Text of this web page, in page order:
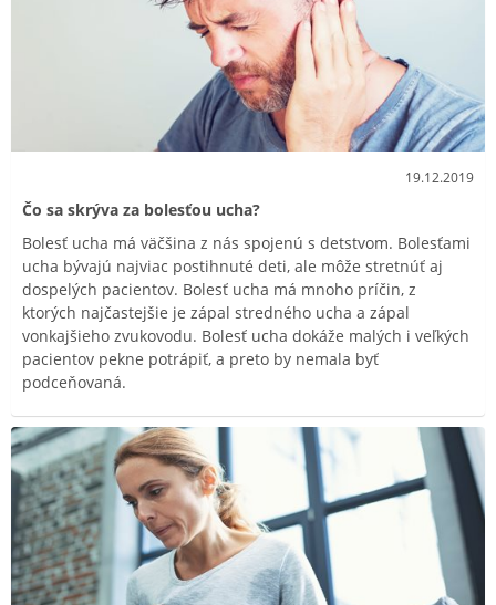
19.12.2019
Čo sa skrýva za bolesťou ucha?
Bolesť ucha má väčšina z nás spojenú s detstvom. Bolesťami
ucha bývajú najviac postihnuté deti, ale môže stretnúť aj
dospelých pacientov. Bolesť ucha má mnoho príčin, z
ktorých najčastejšie je zápal stredného ucha a zápal
vonkajšieho zvukovodu. Bolesť ucha dokáže malých i veľkých
pacientov pekne potrápiť, a preto by nemala byť
podceňovaná.